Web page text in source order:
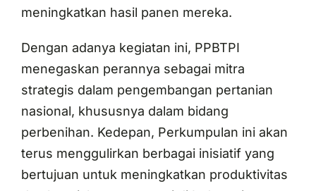
meningkatkan hasil panen mereka.
Dengan adanya kegiatan ini, PPBTPI
menegaskan perannya sebagai mitra
strategis dalam pengembangan pertanian
nasional, khususnya dalam bidang
perbenihan. Kedepan, Perkumpulan ini akan
terus menggulirkan berbagai inisiatif yang
bertujuan untuk meningkatkan produktivitas